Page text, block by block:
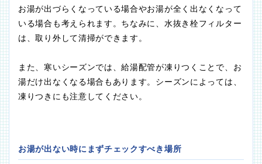
お湯が出づらくなっている場合やお湯が全く出なくなって
いる場合も考えられます。ちなみに、水抜き栓フィルター
は、取り外して清掃ができます。
また、寒いシーズンでは、給湯配管が凍りつくことで、お
湯だけ出なくなる場合もあります。シーズンによっては、
凍りつきにも注意してください。
お湯が出ない時にまずチェックすべき場所